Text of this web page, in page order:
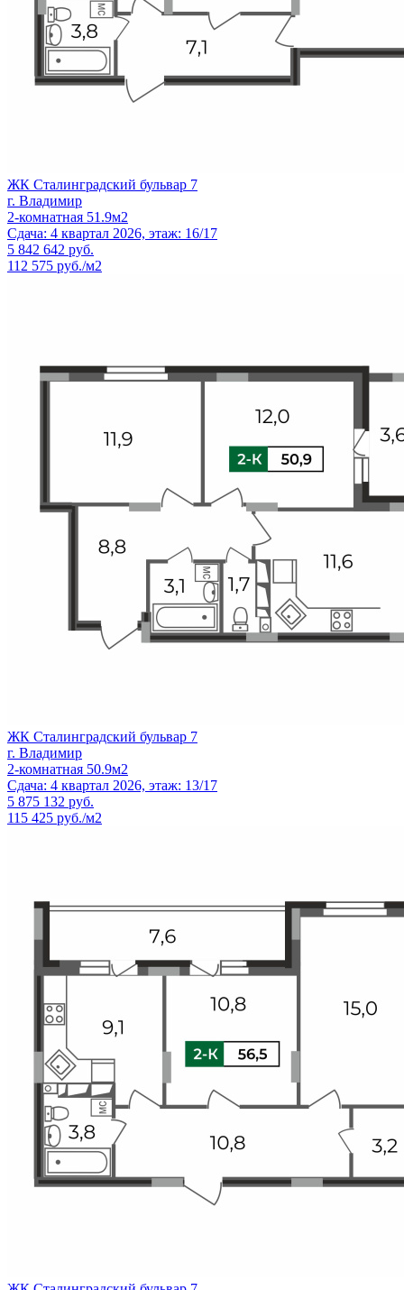
ЖК Сталинградский бульвар 7
г. Владимир
2-комнатная 51.9м2
Сдача: 4 квартал 2026, этаж: 16/17
5 842 642 руб.
112 575 руб./м2
ЖК Сталинградский бульвар 7
г. Владимир
2-комнатная 50.9м2
Сдача: 4 квартал 2026, этаж: 13/17
5 875 132 руб.
115 425 руб./м2